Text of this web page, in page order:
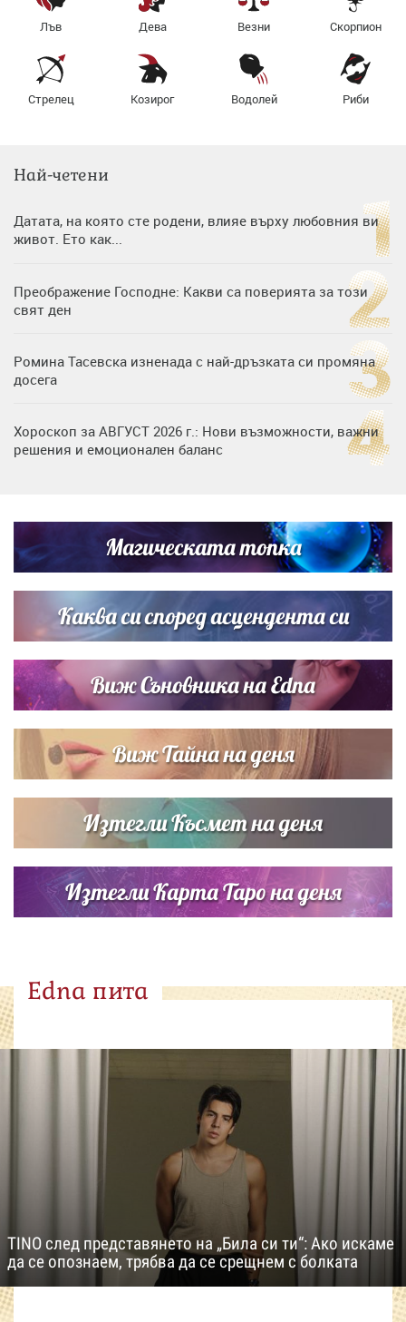
Лъв Дева Везни Скорпион
Стрелец Козирог Водолей Риби
Най-четени
Датата, на която сте родени, влияе върху любовния ви
живот. Ето как...
Преображение Господне: Какви са поверията за този
свят ден
Ромина Тасевска изненада с най-дръзката си промяна
досега
Хороскоп за АВГУСТ 2026 г.: Нови възможности, важни
решения и емоционален баланс
си деца на семейна морска приказка
Звездна ваканция в Майорка: Дженифър Анистън,
Кортни Кокс и Джим Къртис заедно на яхта
Магическата топка
Каква си според асцендента си
Виж Съновника на Edna
Виж Тайна на деня
Изтегли Късмет на деня
Изтегли Карта Таро на деня
Edna пита
TINO след представянето на „Била си ти“: Ако искаме
да се опознаем, трябва да се срещнем с болката